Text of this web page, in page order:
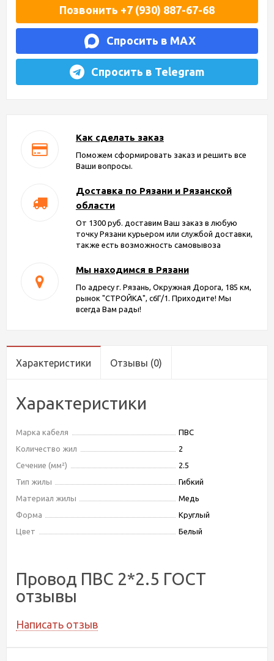
Позвонить +7 (930) 887-67-68
Спросить в MAX
Спросить в Telegram
Как сделать заказ
Поможем сформировать заказ и решить все
Ваши вопросы.
Доставка по Рязани и Рязанской
области
От 1300 руб. доставим Ваш заказ в любую
точку Рязани курьером или службой доставки,
также есть возможность самовывоза
Мы находимся в Рязани
По адресу г. Рязань, Окружная Дорога, 185 км,
рынок "СТРОЙКА", с6Г/1. Приходите! Мы
всегда Вам рады!
Характеристики Отзывы (0)
Характеристики
Марка кабеля
ПВС
Количество жил
2
Сечение (мм²)
2.5
Тип жилы
Гибкий
Материал жилы
Медь
Форма
Круглый
Цвет
Белый
Провод ПВС 2*2.5 ГОСТ
отзывы
Написать отзыв